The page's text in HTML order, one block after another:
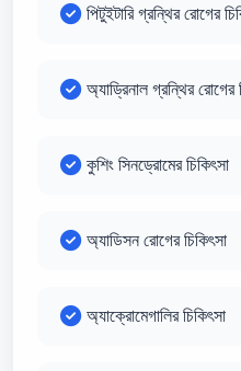
পিটুইটারি গ্রন্থির রোগের
অ্যাড্রিনাল গ্রন্থির রোগের
কুশিং সিনড্রোমের চিকিৎসা
অ্যাডিসন রোগের চিকিৎসা
অ্যাক্রোমেগালির চিকিৎসা